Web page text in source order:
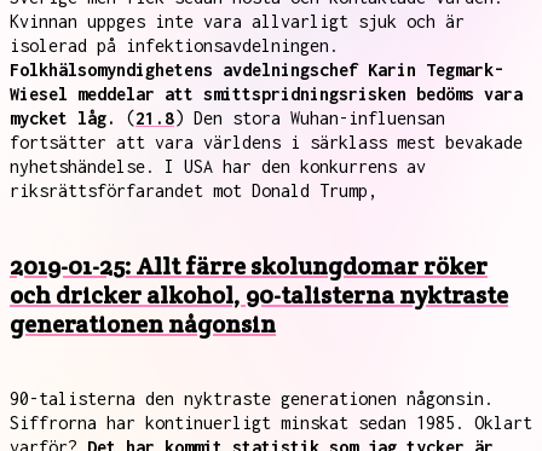
Kvinnan uppges inte vara allvarligt sjuk och är
isolerad på infektionsavdelningen.
Folkhälsomyndighetens avdelningschef Karin Tegmark-
Wiesel meddelar att smittspridningsrisken bedöms vara
mycket låg.
(21.8) Den stora Wuhan-influensan
fortsätter att vara världens i särklass mest bevakade
nyhetshändelse. I USA har den konkurrens av
riksrättsförfarandet mot Donald Trump,
2019-01-25: Allt färre skolungdomar röker
och dricker alkohol, 90-talisterna nyktraste
generationen någonsin
90-talisterna den nyktraste generationen någonsin.
Siffrorna har kontinuerligt minskat sedan 1985. Oklart
varför? Det har kommit statistik som jag tycker är